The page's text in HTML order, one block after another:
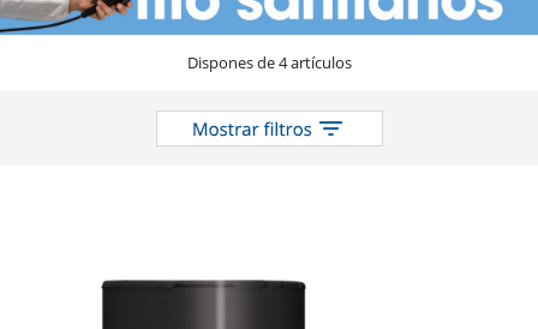
Químicos
Dispones de 4 artículos